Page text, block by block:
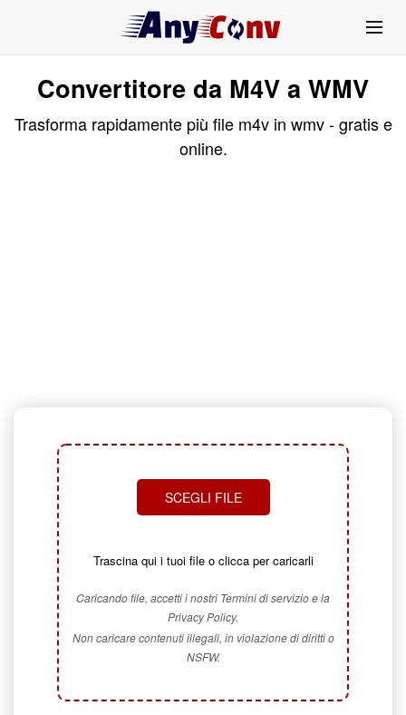
Convertitore da M4V a WMV
Trasforma rapidamente più file m4v in wmv - gratis e
online.
SCEGLI FILE
Trascina qui i tuoi file o clicca per caricarli
Caricando file, accetti i nostri Termini di servizio e la
Privacy Policy.
Non caricare contenuti illegali, in violazione di diritti o
NSFW.